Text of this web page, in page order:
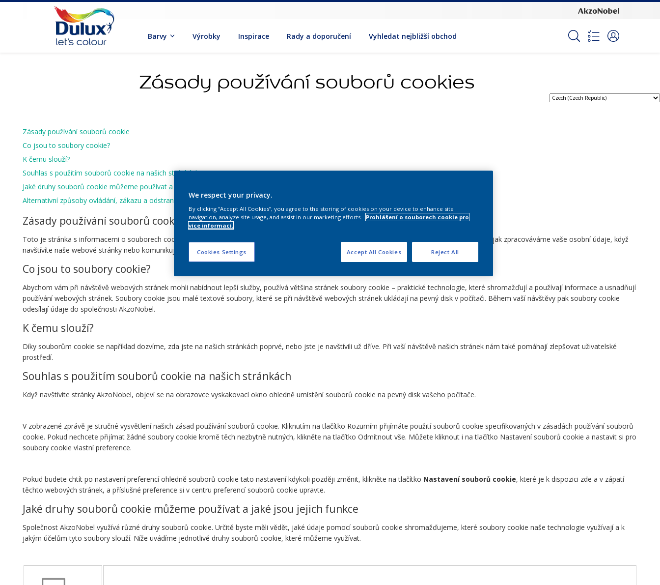
Barvy Výrobky Inspirace Rady a doporučení Vyhledat nejbližší obchod
Zásady používání souborů cookies
Zásady používání souborů cookie
Co jsou to soubory cookie?
K čemu slouží?
Souhlas s použitím souborů cookie na našich stránkách
Jaké druhy souborů cookie můžeme používat a jaké jsou jejich funkce
Alternativní způsoby ovládání, zákazu a odstranění souborů cookie
Zásady používání souborů cookie
Toto je stránka s informacemi o souborech cookie k těmto webovým stránkám (dále jen „webové stránky“). Pokud se chcete dozvědět více o tom, jak zpracováváme vaše osobní údaje, když
navštívíte naše webové stránky nebo komunikujete se společností AkzoNobel, přečtěte si naše prohlášení o ochraně osobních údajů.
Co jsou to soubory cookie?
Abychom vám při návštěvě webových stránek mohli nabídnout lepší služby, používá většina stránek soubory cookie – praktické technologie, které shromažďují a používají informace a usnadňují
používání webových stránek. Soubory cookie jsou malé textové soubory, které se při návštěvě webových stránek ukládají na pevný disk v počítači. Během vaší návštěvy pak soubory cookie
odesílají údaje do společnosti AkzoNobel.
K čemu slouží?
Díky souborům cookie se například dozvíme, zda jste na našich stránkách poprvé, nebo jste je navštívili už dříve. Při vaší návštěvě našich stránek nám také pomáhají zlepšovat uživatelské
prostředí.
Souhlas s použitím souborů cookie na našich stránkách
Když navštívíte stránky AkzoNobel, objeví se na obrazovce vyskakovací okno ohledně umístění souborů cookie na pevný disk vašeho počítače.
V zobrazené zprávě je stručné vysvětlení našich zásad používání souborů cookie. Kliknutím na tlačítko Rozumím přijímáte použití souborů cookie specifikovaných v zásadách používání souborů
cookie. Pokud nechcete přijímat žádné soubory cookie kromě těch nezbytně nutných, klikněte na tlačítko Odmítnout vše. Můžete kliknout i na tlačítko Nastavení souborů cookie a nastavit si pro
soubory cookie vlastní preference.
Pokud budete chtít po nastavení preferencí ohledně souborů cookie tato nastavení kdykoli později změnit, klikněte na tlačítko Nastavení souborů cookie, které je k dispozici zde a v zápatí
těchto webových stránek, a příslušné preference si v centru preferencí souborů cookie upravte.
Jaké druhy souborů cookie můžeme používat a jaké jsou jejich funkce
Společnost AkzoNobel využívá různé druhy souborů cookie. Určitě byste měli vědět, jaké údaje pomocí souborů cookie shromažďujeme, které soubory cookie naše technologie využívají a k
jakým účelům tyto soubory slouží. Níže uvádíme jednotlivé druhy souborů cookie, které můžeme využívat.
We respect your privacy.
By clicking “Accept All Cookies”, you agree to the storing of cookies on your device to enhance site
navigation, analyze site usage, and assist in our marketing efforts.
Prohlášení o souborech cookie pro
více informací.
Cookies Settings Reject All
Accept All Cookies